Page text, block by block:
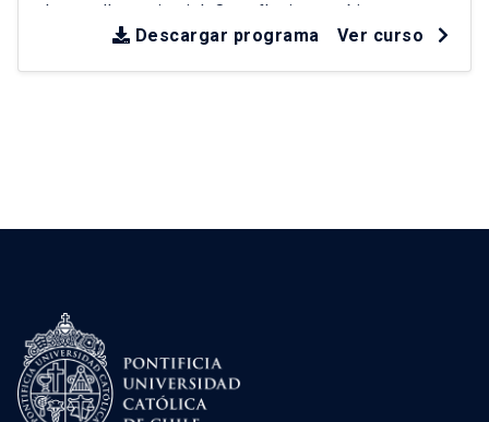
desarrollo territorial
Se reflexiona críticamente
sobre experiencias en América Latina y Chile
Ver curso
Descargar programa